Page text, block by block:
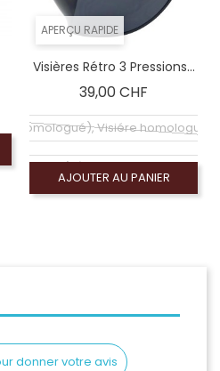
APERÇU RAPIDE
Visières Rétro 3 Pressions...
39,00 CHF
(homologué), Visiére homologuée
Écran fumé clair 50%
AJOUTER AU PANIER
donner votre avis